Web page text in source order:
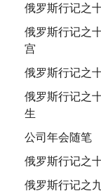
俄罗斯行记之
俄罗斯行记之
宫
俄罗斯行记之
俄罗斯行记之
生
公司年会随笔
俄罗斯行记之
俄罗斯行记之